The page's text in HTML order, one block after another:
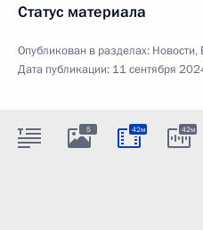
Статус материала
Опубликован в разделах: Новости,
Дата публикации: 11 сентября
5 42м 42м